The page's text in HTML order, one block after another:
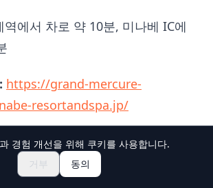
역에서 차로 약 10분, 미나베 IC에
https://grand-mercure-
resortandspa.jp/
큐어에 대하여
트 둘러보기
리 티켓 예약하기
경험 개선을 위해 쿠키를 사용합니다.
거부
동의